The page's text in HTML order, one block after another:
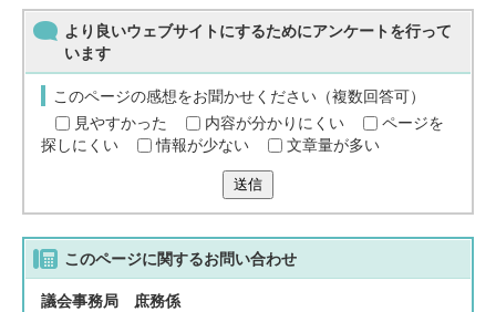
より良いウェブサイトにするためにアンケートを行って
います
このページの感想をお聞かせください（複数回答可）
見やすかった
内容が分かりにくい
ページを
探しにくい
情報が少ない 文章量が多い
送信
このページに関するお問い合わせ
議会事務局 庶務係